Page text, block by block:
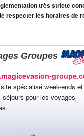
très stricte
respecter les horaires de
Groupes
spécialisé week-ends et
séjours pour les voyages